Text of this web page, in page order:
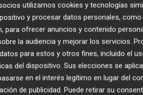
viviendas, hoteles, áreas
metros cuadrados frente a la
resuelto favorablemente la
de las aguas desaladas de la
del pasado 6 de octubre de 2024,
utilizamos cookies y tecnologías
y procesar datos personales,
para ofrecer anuncios y contenido
la audiencia y mejorar los servicios.
para estos y otros fines, incluido el
del dispositivo. Sus elecciones se
en el interés legítimo en lugar del
de publicidad. Puede retirar su